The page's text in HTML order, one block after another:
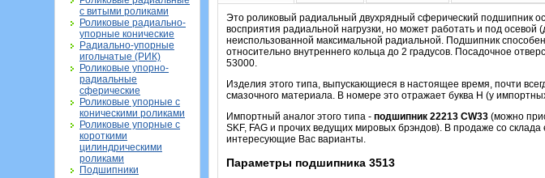
с витыми роликами
Роликовые радиально-
упорные конические
Радиально-упорные
игольчатые (РИК)
Роликовые упорно-
радиальные
сферические
Роликовые упорные с
коническими роликами
Роликовые упорные с
короткими
цилиндрическими
роликами
Подшипники
Это роликовый радиальный двухрядный сферический подшипник
восприятия радиальной нагрузки, но может работать и под осевой
неиспользованной максимальной радиальной. Подшипник
относительно внутреннего кольца до 2 градусов. Посадочное
53000.
Изделия этого типа, выпускающиеся в настоящее время, почти
смазочного материала. В номере это отражает буква Н (у
Импортный аналог этого типа - подшипник 22213 CW33 (можно
SKF, FAG и прочих ведущих мировых брэндов). В продаже со
интересующие Вас варианты.
Параметры подшипника 3513